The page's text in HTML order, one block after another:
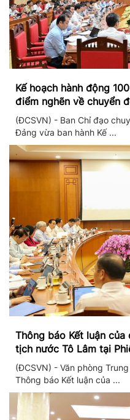
Kế hoạch hành động
điểm nghẽn về chuyển
Đảng
(ĐCSVN) - Ban Chỉ đạo
Đảng vừa ban hành Kế ...
Thông báo Kết luận
tịch nước Tô Lâm tại
ương thực hiện Nghị
(ĐCSVN) - Văn phòng
Thông báo Kết luận của ...